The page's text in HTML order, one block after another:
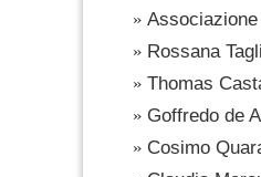
Rossana
Thomas
Goffredo de
Cosimo